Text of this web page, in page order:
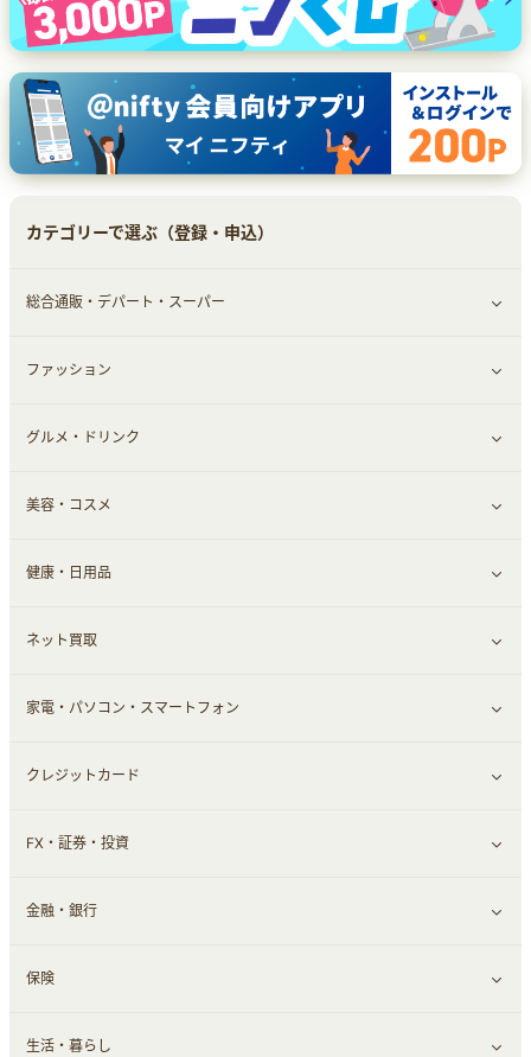
カテゴリーで選ぶ（登録・申込）
総合通販・デパート・スーパー
すべて見る
総合通販
ファッション
すべて見る
ファッション
インナー・下着
スーツ・フォーマル
グルメ・ドリンク
すべて見る
グルメ
お酒
食材宅配
ウォーターサーバー
美容・コスメ
すべて見る
ヘアケア
エステ・サロン
メンズ美容
健康・日用品
すべて見る
スポーツ・フィットネス
日用品・薬局・からだ
ネット買取
すべて見る
ネット買取
家電・パソコン・スマートフォン
すべて見る
家電・パソコン・ソフトウェア
通信・レンタルサーバー
スマホ・携帯電話・SIM
クレジットカード
すべて見る
クレジットカード
FX・証券・投資
すべて見る
証券
金融・銀行
銀行・ネット銀行
保険
すべて見る
生活・暮らし